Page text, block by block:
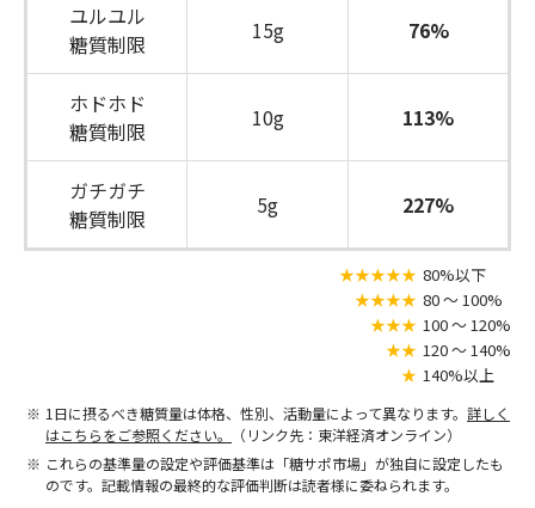
ユルユル
糖質制限
15g 76%
ホドホド
糖質制限
10g 113%
ガチガチ
糖質制限
5g 227%
★★★★★ 80%以下
★★★★ 80 〜 100%
★★★ 100 〜 120%
★★ 120 〜 140%
★ 140%以上
1日に摂るべき糖質量は体格、性別、活動量によって異なります。 詳しく
はこちらをご参照ください。
（リンク先：東洋経済オンライン）
これらの基準量の設定や評価基準は「糖サポ市場」が独自に設定したも
のです。記載情報の最終的な評価判断は読者様に委ねられます。